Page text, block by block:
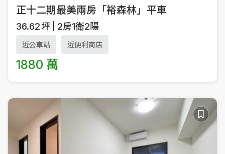
正十二期最美兩房「裕森林」平車
36.62坪 2房1衛2陽
近公車站 近便利商店
1880 萬